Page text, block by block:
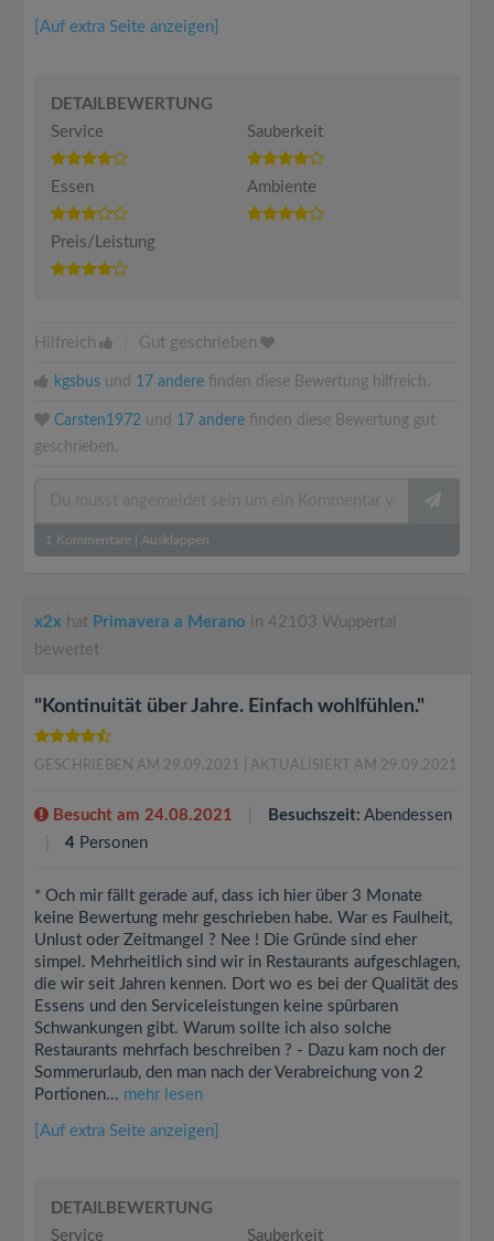
[Auf extra Seite anzeigen]
DETAILBEWERTUNG
Service
Sauberkeit
Essen Ambiente
Preis/Leistung
Hilfreich Gut geschrieben
kgsbus und 17 andere finden diese Bewertung hilfreich.
Carsten1972 und 17 andere finden diese Bewertung gut
geschrieben.
1 Kommentare Ausklappen
x2x hat Primavera a Merano in 42103 Wuppertal
bewertet
"Kontinuität über Jahre. Einfach wohlfühlen."
GESCHRIEBEN AM 29.09.2021 | AKTUALISIERT AM 29.09.2021
Besucht am 24.08.2021 Besuchszeit: Abendessen
4 Personen
* Och mir fällt gerade auf, dass ich hier über 3 Monate
keine Bewertung mehr geschrieben habe. War es Faulheit,
Unlust oder Zeitmangel ? Nee ! Die Gründe sind eher
simpel. Mehrheitlich sind wir in Restaurants aufgeschlagen,
die wir seit Jahren kennen. Dort wo es bei der Qualität des
Essens und den Serviceleistungen keine spürbaren
Schwankungen gibt. Warum sollte ich also solche
Restaurants mehrfach beschreiben ? - Dazu kam noch der
Sommerurlaub, den man nach der Verabreichung von 2
Portionen... mehr lesen
[Auf extra Seite anzeigen]
DETAILBEWERTUNG
Service
Sauberkeit